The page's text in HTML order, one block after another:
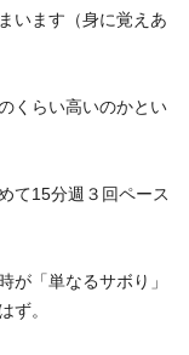
います（身に覚えあ
くらい高いのかとい
て15分週３回ペース
が「単なるサボり」
ず。